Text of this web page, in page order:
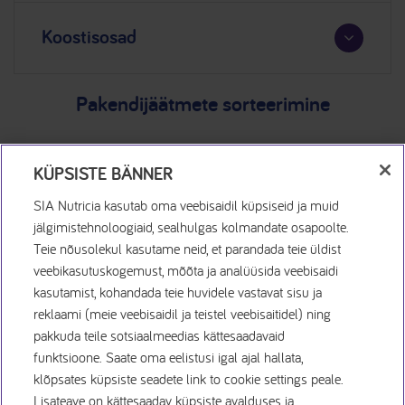
Koostisosad
Pakendijäätmete sorteerimine
Küpsiste Avaldus
Privaatsuspoliitika
Kasutamistingimused
KÜPSISTE BÄNNER
SIA Nutricia kasutab oma veebisaidil küpsiseid ja muid
jälgimistehnoloogiaid, sealhulgas kolmandate osapoolte.
Teie nõusolekul kasutame neid, et parandada teie üldist
veebikasutuskogemust, mõõta ja analüüsida veebisaidi
kasutamist, kohandada teie huvidele vastavat sisu ja
reklaami (meie veebisaidil ja teistel veebisaitidel) ning
pakkuda teile sotsiaalmeedias kättesaadavaid
funktsioone. Saate oma eelistusi igal ajal hallata,
klõpsates küpsiste seadete link to cookie settings peale.
Lisateave on kättesaadav küpsiste avalduses ja